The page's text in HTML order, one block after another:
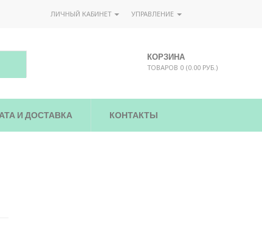
ЛИЧНЫЙ КАБИНЕТ УПРАВЛЕНИЕ
КОРЗИНА
ТОВАРОВ 0 (0.00 РУБ.)
И ДОСТАВКА КОНТАКТЫ